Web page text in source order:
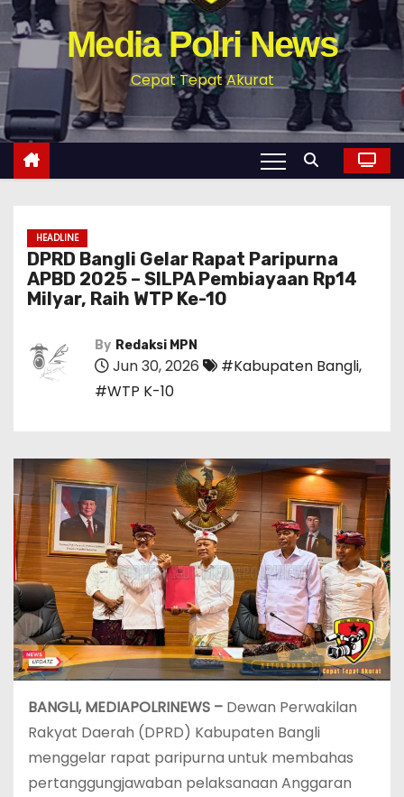
Media Polri News
Cepat Tepat Akurat
HEADLINE
DPRD Bangli Gelar Rapat Paripurna
APBD 2025 – SILPA Pembiayaan Rp14
Milyar, Raih WTP Ke-10
By Redaksi MPN
Jun 30, 2026 #Kabupaten Bangli,
#WTP K-10
BANGLI, MEDIAPOLRINEWS – Dewan Perwakilan
Rakyat Daerah (DPRD) Kabupaten Bangli
menggelar rapat paripurna untuk membahas
pertanggungjawaban pelaksanaan Anggaran